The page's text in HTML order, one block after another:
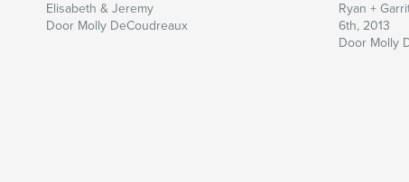
Elisabeth & Jeremy
Door Molly DeCoudreaux
Ryan +
6th, 2013
Door Molly